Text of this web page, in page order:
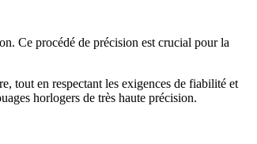
Ce procédé de précision est crucial pour la
tout en respectant les exigences de fiabilité et
horlogers de très haute précision.